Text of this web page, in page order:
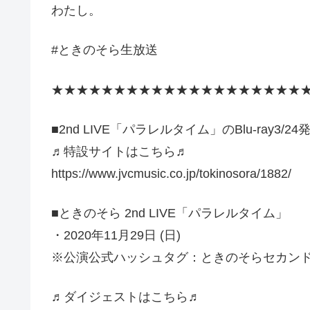
わたし。
#ときのそら生放送
■2nd LIVE「パラレルタイム」のBlu-ray3/24発
♬特設サイトはこちら♬
https://www.jvcmusic.co.jp/tokinosora/1882/
■ときのそら 2nd LIVE「パラレルタイム」
・2020年11月29日 (日)
※公演公式ハッシュタグ：ときのそらセカン
♬ダイジェストはこちら♬